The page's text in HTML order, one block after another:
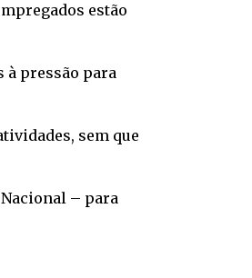
estão
à pressão para
sem que
– para